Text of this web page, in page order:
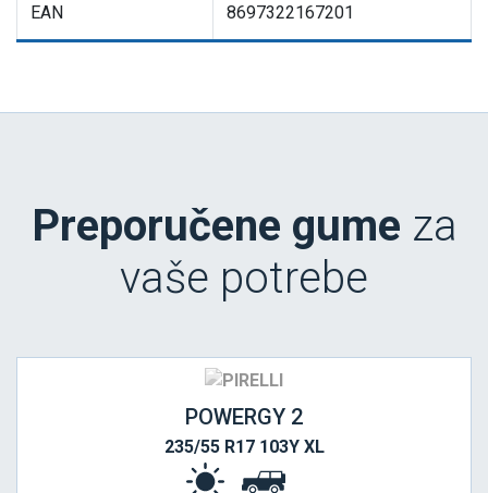
EAN 8697322167201
Preporučene gume za
vaše potrebe
POWERGY 2
235/55 R17 103Y XL